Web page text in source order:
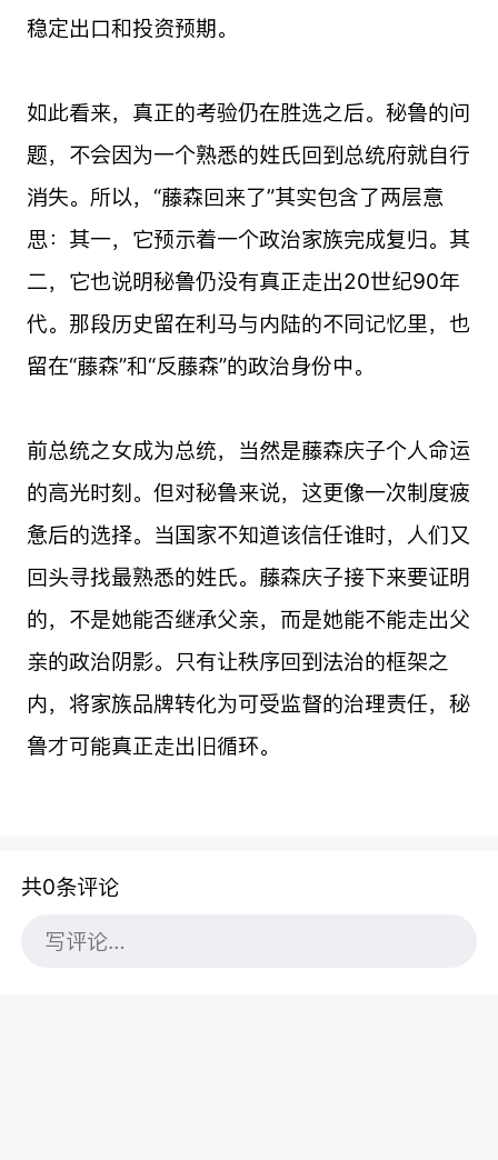
稳定出口和投资预期。
如此看来，真正的考验仍在胜选之后。秘鲁的问
题，不会因为一个熟悉的姓氏回到总统府就自行
消失。所以，“藤森回来了”其实包含了两层意
思：其一，它预示着一个政治家族完成复归。其
二，它也说明秘鲁仍没有真正走出20世纪90年
代。那段历史留在利马与内陆的不同记忆里，也
留在“藤森”和“反藤森”的政治身份中。
前总统之女成为总统，当然是藤森庆子个人命运
的高光时刻。但对秘鲁来说，这更像一次制度疲
惫后的选择。当国家不知道该信任谁时，人们又
回头寻找最熟悉的姓氏。藤森庆子接下来要证明
的，不是她能否继承父亲，而是她能不能走出父
亲的政治阴影。只有让秩序回到法治的框架之
内，将家族品牌转化为可受监督的治理责任，秘
鲁才可能真正走出旧循环。
共0条评论